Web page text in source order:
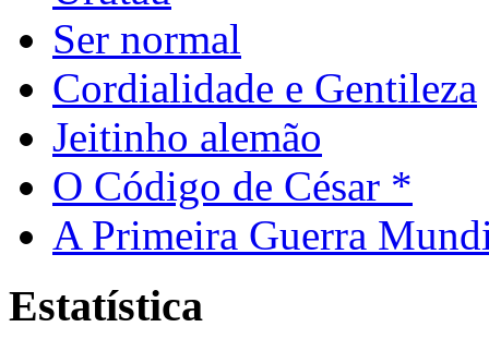
Ser normal
Cordialidade e Gentileza
Jeitinho alemão
O Código de César *
A Primeira Guerra
Estatística